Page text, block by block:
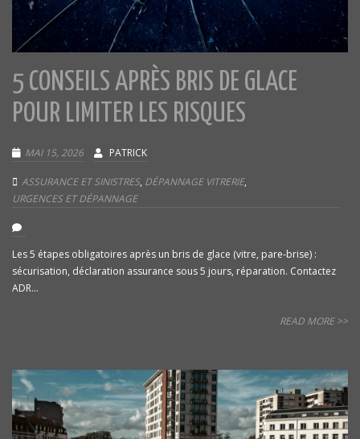
5 CONSEILS APRÈS BRIS DE GLACE
POUR LIMITER LES RISQUES
MAI 15, 2026 PATRICK
ASSURANCE ET SINISTRES, DÉPANNAGE VITRERIE,
URGENCES ET DÉPANNAGE
Les 5 étapes obligatoires après un bris de glace (vitre, pare-brise) :
sécurisation, déclaration assurance sous 5 jours, réparation. Contactez
ADR...
READ MORE >>